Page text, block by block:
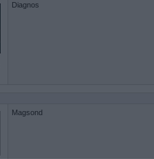
Diagnos
Magsond